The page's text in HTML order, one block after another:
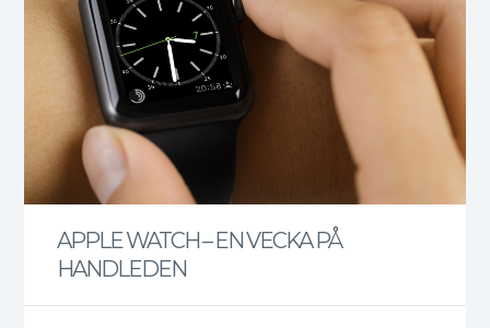
APPLE WATCH – EN VECKA PÅ
HANDLEDEN